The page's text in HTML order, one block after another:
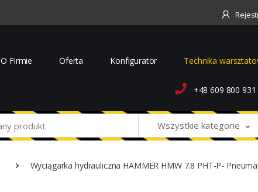
O Firmie Oferta Konfigurator Technika
+48 609 800 931
Wszystkie kategorie
Wyciągarka hydrauliczna HAMMER HMW 7.8 PHT-P-